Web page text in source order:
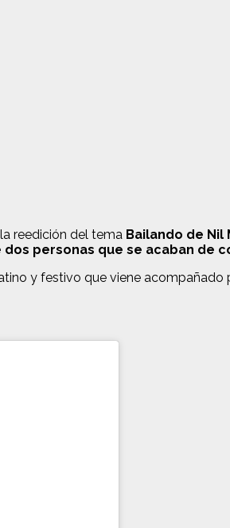
reedición del tema Bailando de Nil
personas que se acaban de
y festivo que viene